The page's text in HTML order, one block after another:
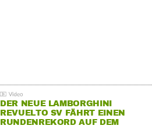
DER NEUE LAMBORGHINI
REVUELTO SV FÄHRT EINEN
RUNDENREKORD AUF DEM